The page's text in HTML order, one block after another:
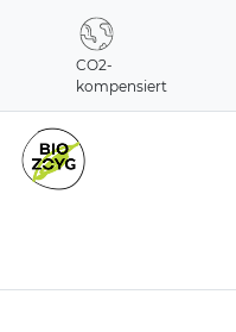
CO2-
kompensiert